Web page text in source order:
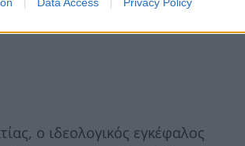
ο ιδεολογικός εγκέφαλος